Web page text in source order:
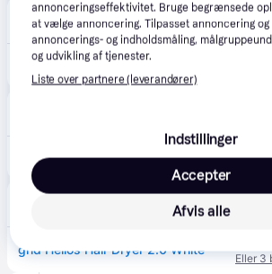
flaconi
Fri fragt , 2-5 dage
ghd Helios hvid Hårtørrer 1 stk.
ghd Helios White
Matas 5.0(2)
1-2 dage
ghd Helios Hair Dryer 2.0 White
Eller 3
annonceringseffektivitet. Bruge begrænsede
at vælge annoncering. Tilpasset annoncering og
annoncerings- og indholdsmåling,
og udvikling af tjenester.
Liste over partnere (leverandører)
Indstillinger
Afvis alle
Accepter